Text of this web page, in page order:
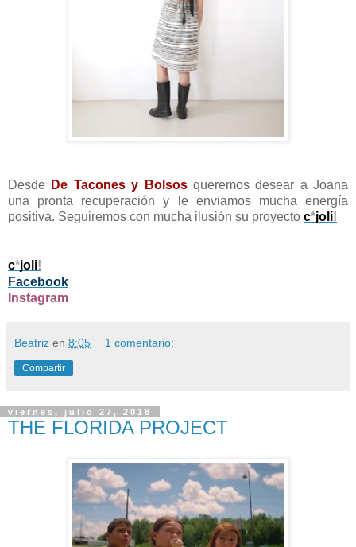
Desde De Tacones y Bolsosqueremos desear a Joana
una pronta recuperación y le enviamos mucha energía
positiva. Seguiremos con mucha ilusión su proyecto c*joli!
c*joli!
Facebook
Instagram
Beatriz en 8:05 1 comentario:
Compartir
viernes, julio 27, 2018
THE FLORIDA PROJECT